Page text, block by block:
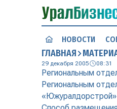
НОВОСТИ
ГЛАВНАЯ
29 декабря 2005 08:31
Региональным
Региональным
«Южуралдорстрой»